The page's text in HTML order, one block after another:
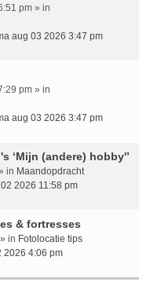
pm » in
aug 03 2026 3:47 pm
pm » in
aug 03 2026 3:47 pm
‘Mijn (andere) hobby'’
in Maandopdracht
2026 11:58 pm
& fortresses
in Fotolocatie tips
2026 4:06 pm